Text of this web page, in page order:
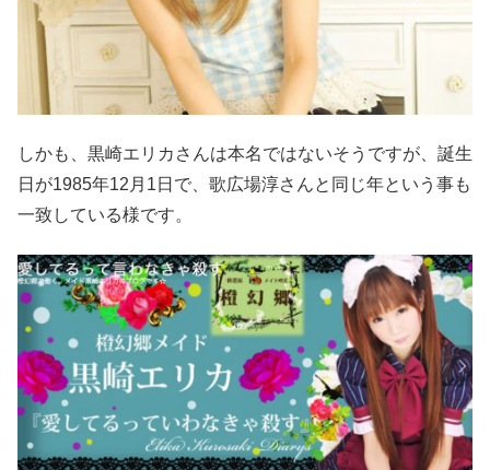
しかも、黒崎エリカさんは本名ではないそうですが、誕生
日が1985年12月1日で、歌広場淳さんと同じ年という事も
一致している様です。